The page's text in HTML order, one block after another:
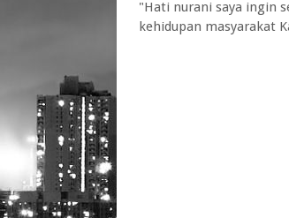
"Hati nurani saya ingin
kehidupan masyarakat